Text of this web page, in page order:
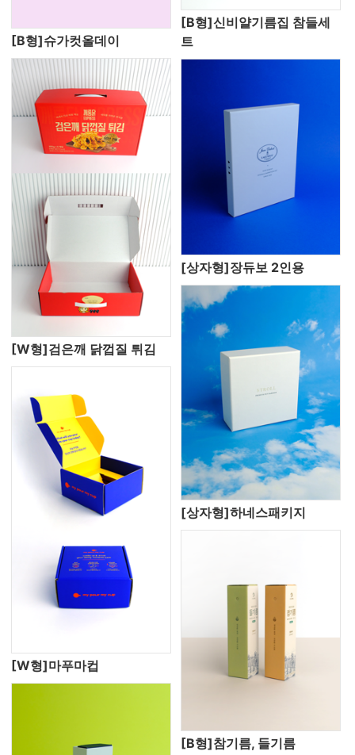
[B형]슈가컷올데이
[B형]신비얄기름집 참들세
트
[W형]검은깨 닭껍질 튀김
[상자형]장듀보 2인용
[W형]마푸마컵
[상자형]하네스패키지
[B형]참기름, 들기름